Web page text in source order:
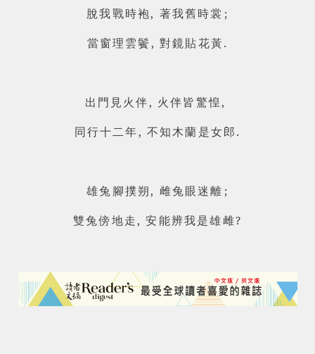
脫我戰時袍, 著我舊時裳;
當窗理雲鬢, 對鏡貼花黃.
出門見火伴, 火伴皆驚惶,
同行十二年, 不知木蘭是女郎.
雄兔腳撲朔, 雌兔眼迷離;
雙兔傍地走, 安能辨我是雄雌?